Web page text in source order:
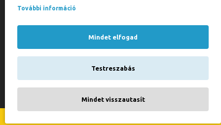
az alábbi mezőbe!
Elfogadom a(z)Adatkezelési tájékoztatószabályzatot!
További információ
Mindet elfogad
Testreszabás
Mindet visszautasít